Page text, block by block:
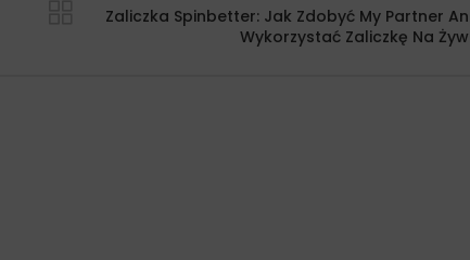
Zaliczka Spinbetter: Jak Zdobyć My Partner
Wykorzystać Zaliczkę Na